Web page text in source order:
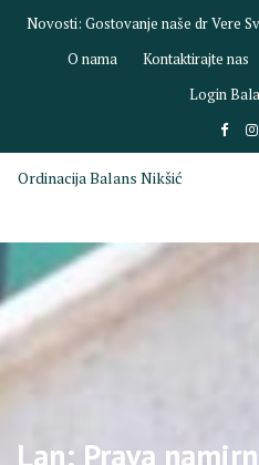
Novosti:Gostovanje dr
O nama
Kontaktirajte nas
Login
Ordinacija Balans Nikšić
Lan: Prava